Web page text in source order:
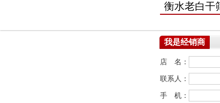
衡水老白干
我是经销商
店 名：
联系人：
手 机：